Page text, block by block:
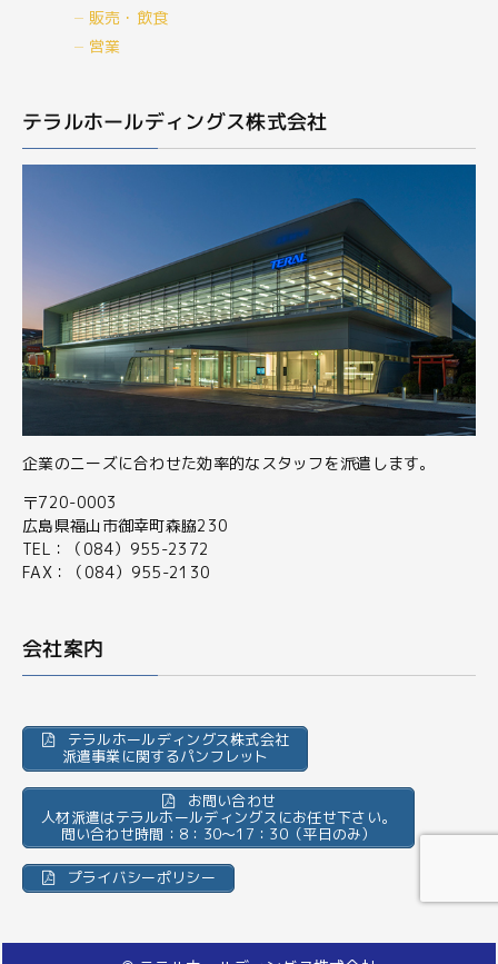
販売・飲食
営業
テラルホールディングス株式会社
企業のニーズに合わせた効率的なスタッフを派遣します。
〒720-0003
広島県福山市御幸町森脇230
TEL：（084）955-2372
FAX：（084）955-2130
会社案内
テラルホールディングス株式会社
派遣事業に関するパンフレット
お問い合わせ
人材派遣はテラルホールディングスにお任せ下さい。
問い合わせ時間：8：30～17：30（平日のみ）
プライバシーポリシー